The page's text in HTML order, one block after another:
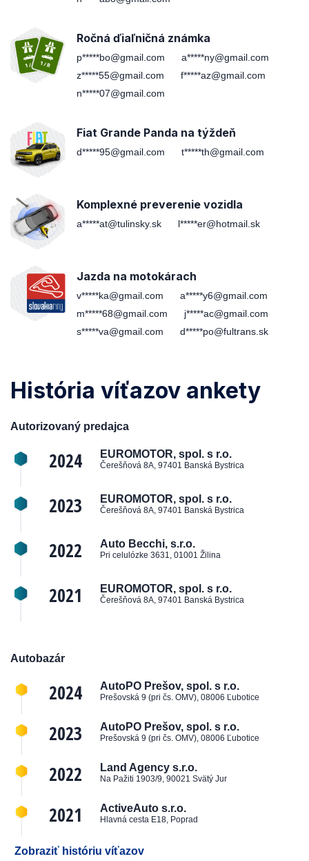
Ročná ďiaľničná známka
p*****bo@gmail.com
a*****ny@gmail.com
z*****55@gmail.com
f*****az@gmail.com
n*****07@gmail.com
Fiat Grande Panda na týždeň
d*****95@gmail.com t*****th@gmail.com
Komplexné preverenie vozidla
a*****at@tulinsky.sk l*****er@hotmail.sk
Jazda na motokárach
v*****ka@gmail.com
a*****y6@gmail.com
m*****68@gmail.com
j*****ac@gmail.com
s*****va@gmail.com
d*****po@fultrans.sk
História víťazov ankety
Autorizovaný predajca
2024 EUROMOTOR, spol. s r.o.
Čerešňová 8A, 97401 Banská Bystrica
2023 EUROMOTOR, spol. s r.o.
Čerešňová 8A, 97401 Banská Bystrica
2022 Auto Becchi, s.r.o.
Pri celulózke 3631, 01001 Žilina
2021 EUROMOTOR, spol. s r.o.
Čerešňová 8A, 97401 Banská Bystrica
Autobazár
2024 AutoPO Prešov, spol. s r.o.
Prešovská 9 (pri čs. OMV), 08006 Ľubotice
2023 AutoPO Prešov, spol. s r.o.
Prešovská 9 (pri čs. OMV), 08006 Ľubotice
2022 Land Agency s.r.o.
Na Pažiti 1903/9, 90021 Svätý Jur
2021 ActiveAuto s.r.o.
Hlavná cesta E18, Poprad
Zobraziť históriu víťazov